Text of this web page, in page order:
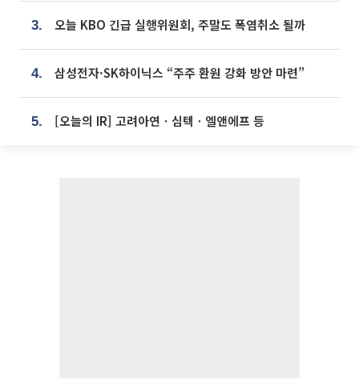
3. 오늘 KBO 긴급 실행위원회, 주말도 폭염취소 될까
4. 삼성전자·SK하이닉스 “주주 환원 강화 방안 마련”
5. [오늘의 IR] 고려아연ㆍ심텍ㆍ엘앤에프 등